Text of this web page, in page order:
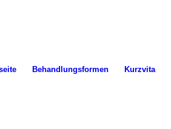
Behandlungsformen Kurzvita